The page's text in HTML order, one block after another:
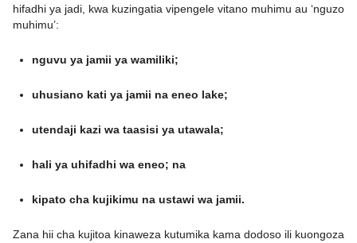
hifadhi ya jadi, kwa kuzingatia vipengele vitano muhimu au ‘nguzo
muhimu’:
nguvu ya jamii ya wamiliki;
uhusiano kati ya jamii na eneo lake;
utendaji kazi wa taasisi ya utawala;
hali ya uhifadhi wa eneo; na
kipato cha kujikimu na ustawi wa jamii.
Zana hii cha kujitoa kinaweza kutumika kama dodoso ili kuongoza